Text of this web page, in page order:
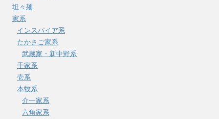
坦々麺
家系
インスパイア系
たかさご家系
武蔵家・新中野系
千家系
壱系
本牧系
介一家系
六角家系